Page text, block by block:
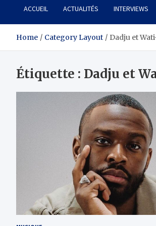
ACCUEIL ACTUALITÉS INTERVIEWS
Home Category Layout Dadju et
Étiquette : Dadju et